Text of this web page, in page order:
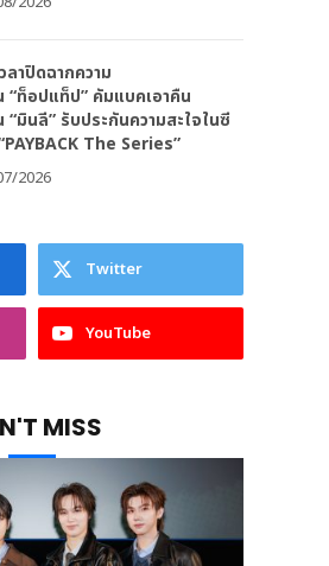
ลาปิดฉากความ
“ท็อปแท็ป” คัมแบคเอาคืน
“มินลี” รับประกันความสะใจในซี
The Series”
2026
Twitter
YouTube
MISS